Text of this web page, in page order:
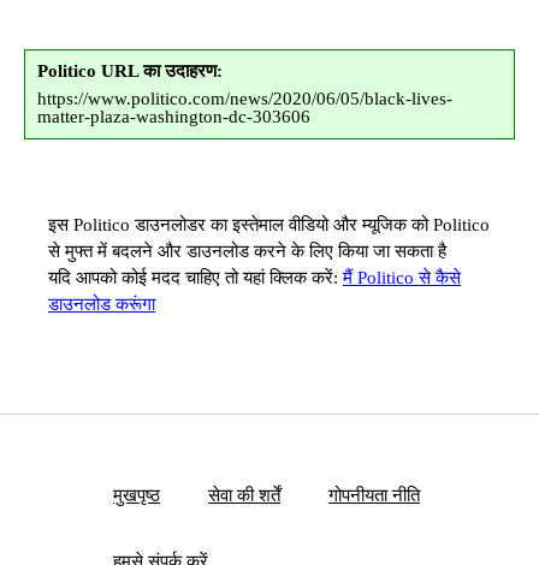
Politico URL का उदाहरण:
https://www.politico.com/news/2020/06/05/black-lives-
matter-plaza-washington-dc-303606
इस Politico डाउनलोडर का इस्तेमाल वीडियो और म्यूजिक को Politico
से मुफ्त में बदलने और डाउनलोड करने के लिए किया जा सकता है
यदि आपको कोई मदद चाहिए तो यहां क्लिक करें:मैं Politico से कैसे
डाउनलोड करूंगा
मुखपृष्ठ सेवा की शर्तें गोपनीयता नीति